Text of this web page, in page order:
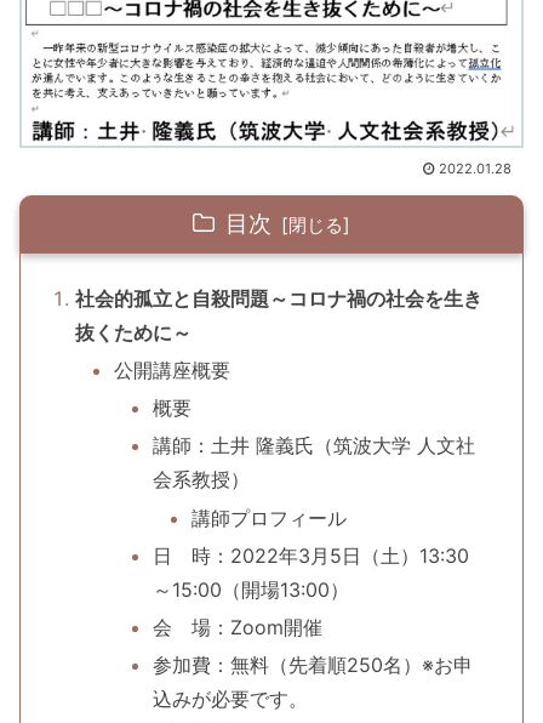
2022.01.28
目次
社会的孤立と自殺問題～コロナ禍の社会を生き
抜くために～
公開講座概要
概要
講師：土井 隆義氏（筑波大学 人文社
会系教授）
講師プロフィール
日 時：2022年3月5日（土）13:30
～15:00（開場13:00）
会 場：Zoom開催
参加費：無料（先着順250名）※お申
込みが必要です。